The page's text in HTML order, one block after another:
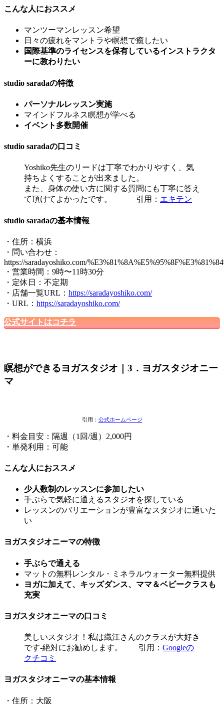
こんな人におススメ
マンツーマンレッスン希望
日々の疲れをマントラや瞑想で癒したい
国際基準のライセンスを保有しているインストラクタ
ーに教わりたい
studio saradaの特徴
パーソナルレッスン実施
マインドフルネス瞑想が学べる
イベント多数開催
studio saradaの口コミ
Yoshiko先生のリードは丁寧でわかりやすく、気
持ちよくすることが出来ました。
また、身体の使い方に関する質問にも丁寧に答え
て頂けてよかったです。 引用： エキテン
studio saradaの基本情報
・住所：横浜
・問い合わせ：
https://saradayoshiko.com/
・営業時間：9時〜11時30分
・定休日：不定期
・店舗一覧URL： https://saradayoshiko.com/
・URL： https://saradayoshiko.com/
公式サイトはコチラ
瞑想ができるヨガスタジオ｜3．ヨガスタジオニー
マ
引用： 公式ホームページ
・料金目安：隔週（1回/週）2,000円
・単発利用：可能
こんな人におススメ
少人数制のレッスンに参加したい
手ぶらで気軽に通えるスタジオを探している
レッスンのバリエーションが豊富なスタジオに通いた
い
ヨガスタジオニーマの特徴
手ぶらで通える
マットの無料レンタル・ミネラルウォーター無料提供
ヨガに加えて、キッズダンス、ママ＆ベビークラスも
充実
ヨガスタジオニーマの口コミ
美しいスタジオ！私は織江さんのクラスが大好き
です-絶対にお勧めします。 引用： Googleの
クチコミ
ヨガスタジオニーマの基本情報
・住所：大阪